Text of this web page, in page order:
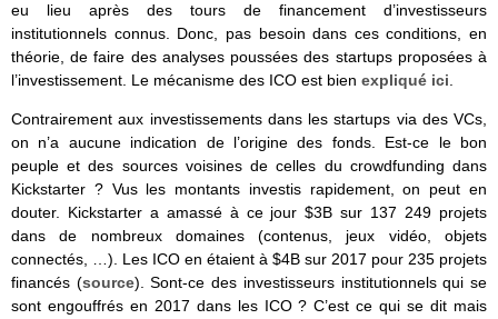
eu lieu après des tours de financement d’investisseurs
institutionnels connus. Donc, pas besoin dans ces conditions, en
théorie, de faire des analyses poussées des startups proposées à
l’investissement. Le mécanisme des ICO est bien expliqué ici.
Contrairement aux investissements dans les startups via des VCs,
on n’a aucune indication de l’origine des fonds. Est-ce le bon
peuple et des sources voisines de celles du crowdfunding dans
Kickstarter ? Vus les montants investis rapidement, on peut en
douter. Kickstarter a amassé à ce jour $3B sur 137 249 projets
dans de nombreux domaines (contenus, jeux vidéo, objets
connectés, …). Les ICO en étaient à $4B sur 2017 pour 235 projets
financés (source). Sont-ce des investisseurs institutionnels qui se
sont engouffrés en 2017 dans les ICO ? C’est ce qui se dit mais